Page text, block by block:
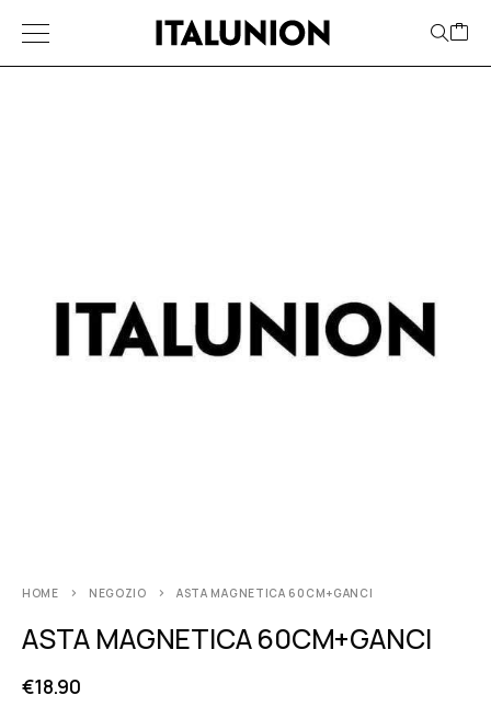
HOME NEGOZIO ASTA MAGNETICA 60CM+GANCI
ASTA MAGNETICA 60CM+GANCI
€18.90